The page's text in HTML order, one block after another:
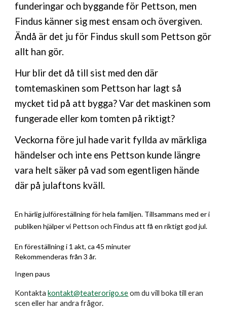
funderingar och byggande för Pettson, men
Findus känner sig mest ensam och övergiven.
Ändå är det ju för Findus skull som Pettson gör
allt han gör.
Hur blir det då till sist med den där
tomtemaskinen som Pettson har lagt så
mycket tid på att bygga? Var det maskinen som
fungerade eller kom tomten på riktigt?
Veckorna före jul hade varit fyllda av märkliga
händelser och inte ens Pettson kunde längre
vara helt säker på vad som egentligen hände
där på julaftons kväll.
En härlig julföreställning för hela familjen. Tillsammans med er i
publiken hjälper vi Pettson och Findus att få en riktigt god jul.
En föreställning i 1 akt, ca 45 minuter
Rekommenderas från 3 år.
Ingen paus
Kontaktakontakt@teaterorigo.seom du vill boka till eran
scen eller har andra frågor.